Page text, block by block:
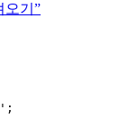
오기”
' ;